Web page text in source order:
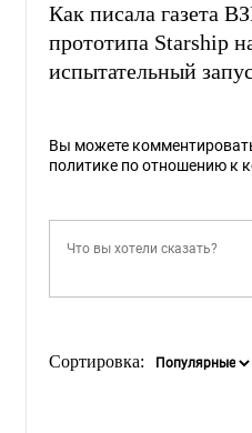
Как писала газета
прототипа Starship
испытательный
Вы можете
политике по отношению к
Сортировка: